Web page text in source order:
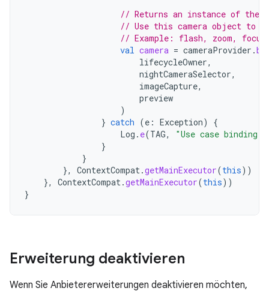
// Returns an instance of the
// Use this camera object to
// Example: flash, zoom,
val camera = cameraProvider .
lifecycleOwner,
nightCameraSelector,
imageCapture,
preview
)
} catch (e : Exception)
{
Log . e(TAG,
"Use case binding
}
}
},
ContextCompat .getMainExecutor(this))
},
ContextCompat .getMainExecutor(this))
}
Erweiterung deaktivieren
Wenn Sie Anbietererweiterungen deaktivieren möchten,